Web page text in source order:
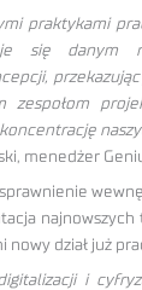
praktykami
się danym
zespołom
menedżer
nowy dział już
i